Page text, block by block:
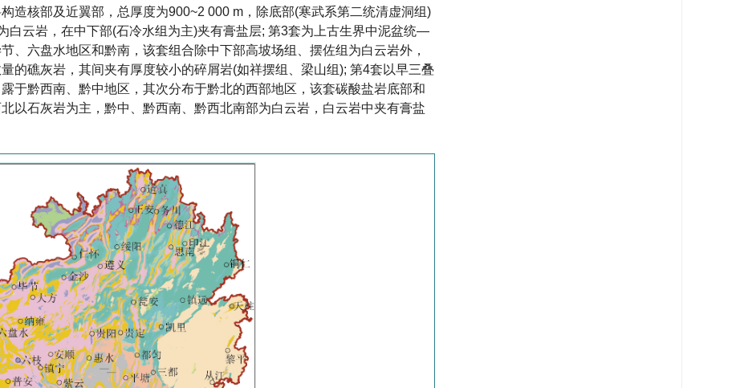
造核部及近翼部，总厚度为900~2 000 m，除底部(寒武系第二统清虚洞组)
白云岩，在中下部(石冷水组为主)夹有膏盐层; 第3套为上古生界中泥盆统—
、六盘水地区和黔南，该套组合除中下部高坡场组、摆佐组为白云岩外，
的礁灰岩，其间夹有厚度较小的碎屑岩(如祥摆组、梁山组); 第4套以早三叠
于黔西南、黔中地区，其次分布于黔北的西部地区，该套碳酸盐岩底部和
以石灰岩为主，黔中、黔西南、黔西北南部为白云岩，白云岩中夹有膏盐